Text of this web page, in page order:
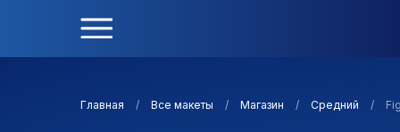
Главная / Все макеты / Магазин / Средний /